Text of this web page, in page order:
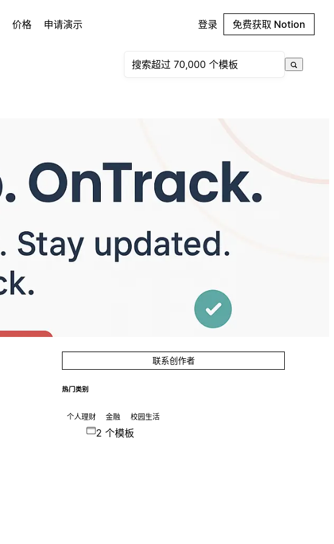
价格 申请演示 登录 免费获取 Notion
联系创作者
热门类别
个人理财 金融 校园生活
2 个模板